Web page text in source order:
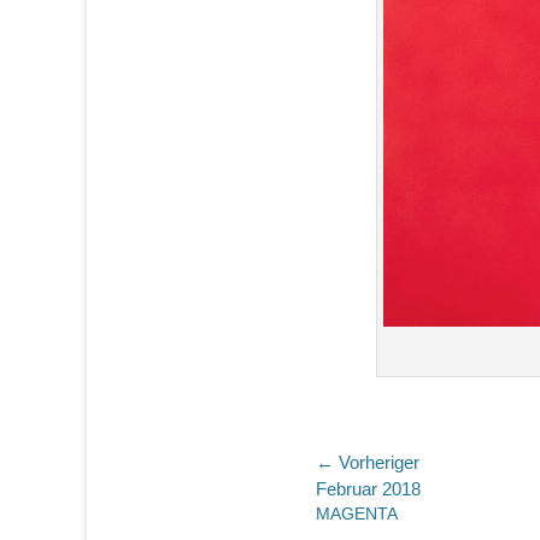
← Vorheriger
Vorheriger
Beitrag:
Februar 2018
MAGENTA